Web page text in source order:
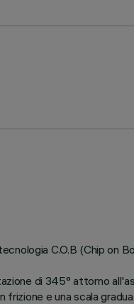
C.O.B (Chip on
di 345° attorno
e una scala